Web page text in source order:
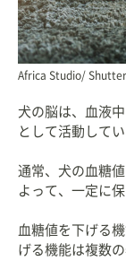
Africa Studio/
犬の脳は、血液
として活動してい
通常、犬の血糖
よって、一定に
血糖値を下げる
げる機能は複数